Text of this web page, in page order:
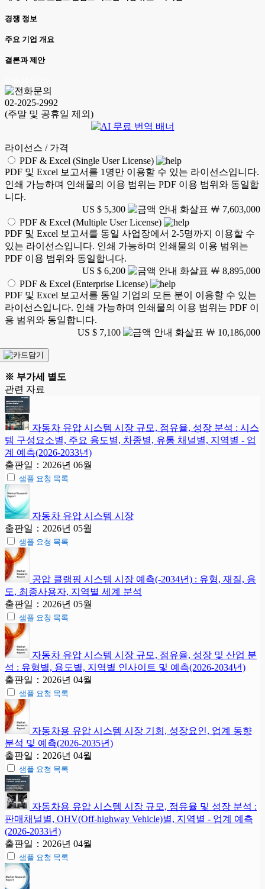
경쟁 정보
주요 기업 개요
결론과 제안
02-2025-2992
(주말 및 공휴일 제외)
라이선스 / 가격
PDF & Excel (Single User License)
PDF 및 Excel 보고서를 1명만 이용할 수 있는 라이선스입니다.
인쇄 가능하며 인쇄물의 이용 범위는 PDF 이용 범위와 동일합
니다.
US $ 5,300
￦ 7,603,000
PDF & Excel (Multiple User License)
PDF 및 Excel 보고서를 동일 사업장에서 2-5명까지 이용할 수
있는 라이선스입니다. 인쇄 가능하며 인쇄물의 이용 범위는
PDF 이용 범위와 동일합니다.
US $ 6,200
￦ 8,895,000
PDF & Excel (Enterprise License)
PDF 및 Excel 보고서를 동일 기업의 모든 분이 이용할 수 있는
라이선스입니다. 인쇄 가능하며 인쇄물의 이용 범위는 PDF 이
용 범위와 동일합니다.
US $ 7,100
￦ 10,186,000
※ 부가세 별도
관련 자료
자동차 유압 시스템 시장 규모, 점유율, 성장 분석 : 시스
템 구성요소별, 주요 용도별, 차종별, 유통 채널별, 지역별 - 업
계 예측(2026-2033년)
출판일：2026년 06월
샘플 요청 목록
자동차 유압 시스템 시장
출판일：2026년 05월
샘플 요청 목록
공압 클램핑 시스템 시장 예측(-2034년) : 유형, 재질, 용
도, 최종사용자, 지역별 세계 분석
출판일：2026년 05월
샘플 요청 목록
자동차 유압 시스템 시장 규모, 점유율, 성장 및 산업 분
석 : 유형별, 용도별, 지역별 인사이트 및 예측(2026-2034년)
출판일：2026년 04월
샘플 요청 목록
자동차용 유압 시스템 시장 기회, 성장요인, 업계 동향
분석 및 예측(2026-2035년)
출판일：2026년 04월
샘플 요청 목록
자동차용 유압 시스템 시장 규모, 점유율 및 성장 분석 :
판매채널별, OHV(Off-highway Vehicle)별, 지역별 - 업계 예측
(2026-2033년)
출판일：2026년 04월
샘플 요청 목록